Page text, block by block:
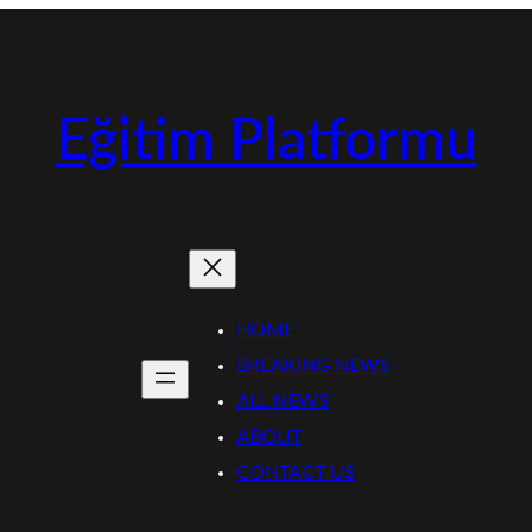
Eğitim Platformu
HOME
BREAKING NEWS
ALL NEWS
ABOUT
CONTACT US